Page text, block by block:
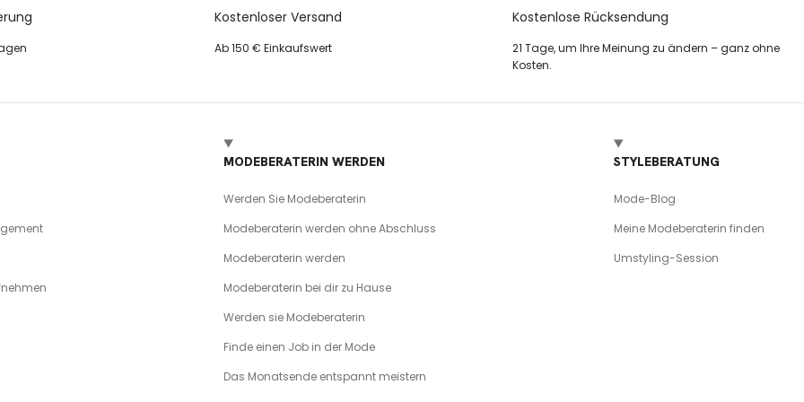
Kostenloser Versand
Ab 150 € Einkaufswert
Kostenlose Rücksendung
21 Tage, um Ihre Meinung zu ändern – ganz ohne
Kosten.
MODEBERATERIN WERDEN
Werden Sie Modeberaterin
Modeberaterin werden ohne Abschluss
Modeberaterin werden
Modeberaterin bei dir zu Hause
Werden sie Modeberaterin
Finde einen Job in der Mode
Das Monatsende entspannt meistern
STYLEBERATUNG
Mode-Blog
Meine Modeberaterin finden
Umstyling-Session